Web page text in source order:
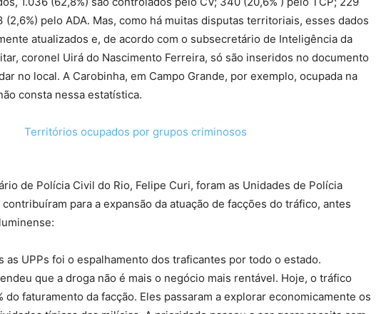
(2,6%) pelo ADA. Mas, como há muitas disputas territoriais, esses dados
atualizados e, de acordo com o subsecretário de Inteligência da
coronel Uirá do Nascimento Ferreira, só são inseridos no documento
no local. A Carobinha, em Campo Grande, por exemplo, ocupada na
consta nessa estatística.
de Polícia Civil do Rio, Felipe Curi, foram as Unidades de Polícia
para a expansão da atuação de facções do tráfico, antes
UPPs foi o espalhamento dos traficantes por todo o estado.
que a droga não é mais o negócio mais rentável. Hoje, o tráfico
do faturamento da facção. Eles passaram a explorar economicamente os